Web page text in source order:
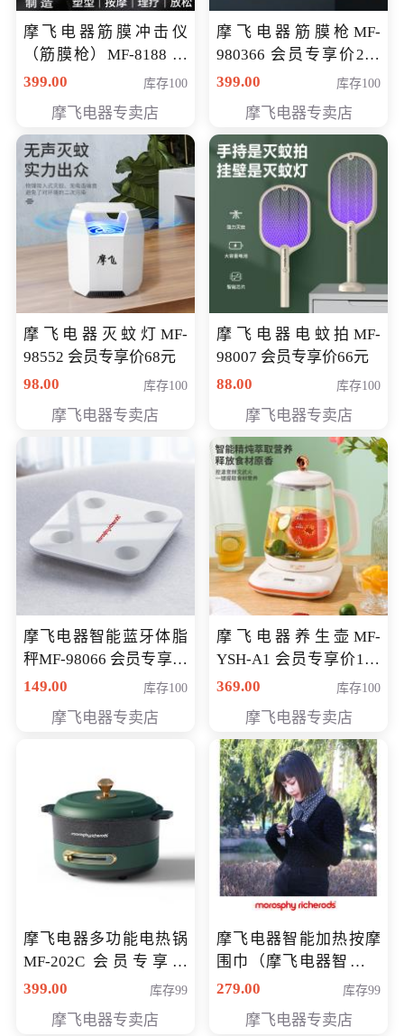
摩飞电器筋膜冲击仪
（筋膜枪）MF-8188 会
员专享价268元
399.00 库存100
摩飞电器专卖店
摩飞电器筋膜枪MF-
980366 会员专享价299
元
399.00 库存100
摩飞电器专卖店
摩飞电器灭蚊灯MF-
98552 会员专享价68元
98.00
库存100
摩飞电器专卖店
摩飞电器电蚊拍MF-
98007 会员专享价66元
88.00
库存100
摩飞电器专卖店
摩飞电器智能蓝牙体脂
秤MF-98066 会员专享价
98元
149.00 库存100
摩飞电器专卖店
摩飞电器养生壶MF-
YSH-A1 会员专享价198
元
369.00 库存100
摩飞电器专卖店
摩飞电器多功能电热锅
MF-202C 会员专享价
269元
399.00 库存99
摩飞电器专卖店
摩飞电器智能加热按摩
围巾（摩飞电器智能加
热按摩围脖） 会员专享
279.00 库存99
摩飞电器专卖店